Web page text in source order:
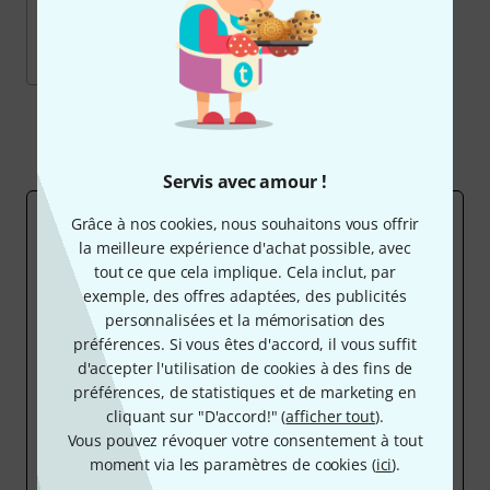
Servis avec amour !
Grâce à nos cookies, nous souhaitons vous offrir
la meilleure expérience d'achat possible, avec
tout ce que cela implique. Cela inclut, par
exemple, des offres adaptées, des publicités
personnalisées et la mémorisation des
préférences. Si vous êtes d'accord, il vous suffit
d'accepter l'utilisation de cookies à des fins de
préférences, de statistiques et de marketing en
cliquant sur "D'accord!" (afficher tout).
Vous pouvez révoquer votre consentement à tout
moment via les paramètres de cookies (ici).
68produits actuels
Vendu chez nous depuis
2010
Tout afficher
POURQUOI DES MARQUES PROPRES?
L´idée de base de nos produits importés est d´ajouter
des produits d'entrée de gammeà tous les groupes
de produits existants. Nous voulons offrir des
alternatives à bas prix abordables par tout le monde.
Nous ne construisons pas de nouvelles usines. Nous
achetons chez les constructeurs qui produisent pour
les grandes marques, mais fabriquent aussi des
versions sous le label de l´importeur. Dans la plupart
des cas, le même produit est proposé par une ou
plusieurs marques, mais à un prix beaucoup plus
élevé, car les marges des distributeurs, des réseaux de